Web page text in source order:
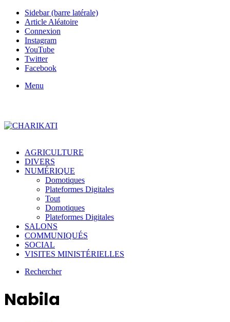
Sidebar (barre latérale)
Article Aléatoire
Connexion
Instagram
YouTube
Twitter
Facebook
Menu
AGRICULTURE
DIVERS
NUMÉRIQUE
Domotiques
Plateformes Digitales
Tout
Domotiques
Plateformes Digitales
SALONS
COMMUNIQUÉS
SOCIAL
VISITES MINISTÉRIELLES
Rechercher
Nabila